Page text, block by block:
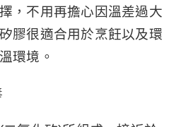
，不用再擔心因溫差過大
膠很適合用於烹飪以及環
環境。